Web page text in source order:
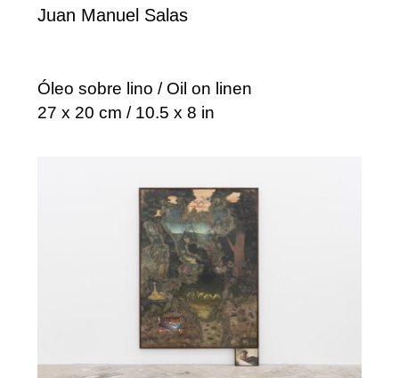
Juan Manuel Salas
Óleo sobre lino / Oil on linen
27 x 20 cm / 10.5 x 8 in